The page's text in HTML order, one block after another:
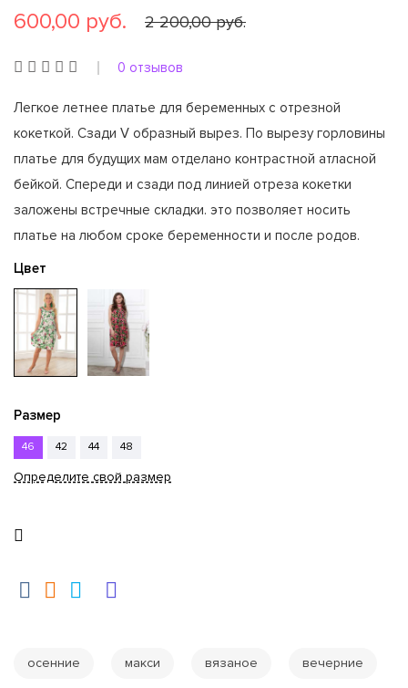
600,00 руб.
2 200,00 руб.
0 отзывов
Легкое летнее платье для беременных с отрезной
кокеткой. Сзади V образный вырез. По вырезу горловины
платье для будущих мам отделано контрастной атласной
бейкой. Спереди и сзади под линией отреза кокетки
заложены встречные складки. это позволяет носить
платье на любом сроке беременности и после родов.
Цвет
Размер
46 42 44 48
Определите свой размер
осенние макси вязаное вечерние